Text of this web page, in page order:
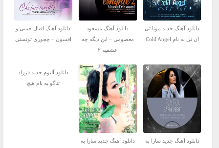
دانلود آهنگ جدید مونا تی
ان تی به نام Cold Angel
دانلود آهنگ مسعود
معصومی – این دیگه چه
عشقیه ۲
دانلود آهنگ اقبال حبیبی و
افسون – چجوری تونستی
دانلود آهنگ جدید سارا به
دانلود آهنگ جدید سارا به
دانلود آلبوم جدید فرزاد
ثناگو به نام هیچ